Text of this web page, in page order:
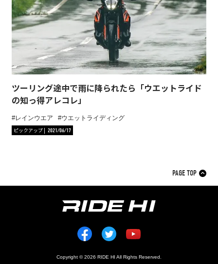
ツーリング途中で雨に降られたら「ウエットライド
の知っ得アレコレ」
レインウエア
ウエットライディング
ピックアップ
2021/06/17
Copyright © 2026 RIDE HI All Rights Reserved.
PAGE TOP